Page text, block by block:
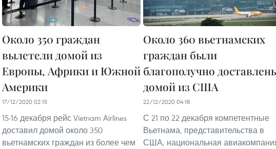
Около 350 граждан
вылетели домой из
Европы, Африки и Южной
Америки
17/12/2020 02:15
15-16 декабря рейс Vietnam Airlines
доставил домой около 350
вьетнамских граждан из более чем
Около 360 вьетнамских
граждан были
благополучно
домой из США
22/12/2020 04:18
С 21 по 22 декабря компетентные
Вьетнама, представительства в
США, национальная